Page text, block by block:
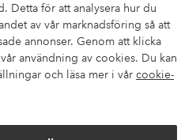
Detta för att analysera hur du
av vår marknadsföring så att
annonser. Genom att klicka
användning av cookies. Du kan
och läsa mer i vår cookie-
våra betalalternativ?
elpy